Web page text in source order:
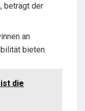
beträgt der
an
bieten.
die